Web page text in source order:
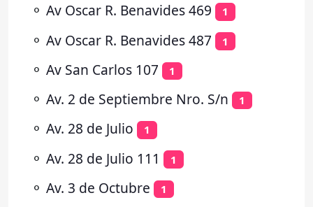
⚬ Av Oscar R. Benavides 469 1
⚬ Av Oscar R. Benavides 487 1
⚬ Av San Carlos 107 1
⚬ Av. 2 de Septiembre Nro. S/n 1
⚬ Av. 28 de Julio 1
⚬ Av. 28 de Julio 111 1
⚬ Av. 3 de Octubre 1